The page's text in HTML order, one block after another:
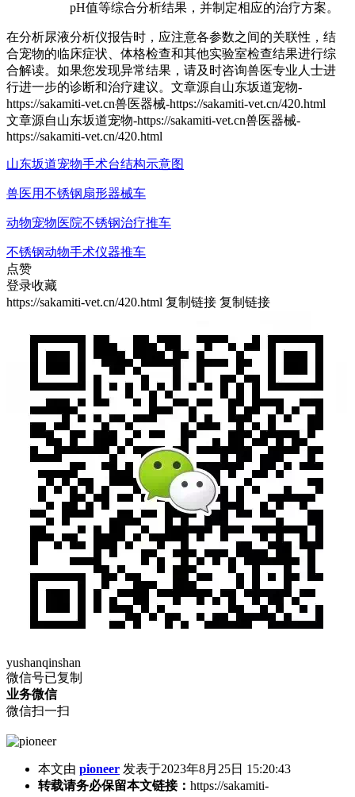
pH值等综合分析结果，并制定相应的治疗方案。
在分析尿液分析仪报告时，应注意各参数之间的关联性，结
合宠物的临床症状、体格检查和其他实验室检查结果进行综
合解读。如果您发现异常结果，请及时咨询兽医专业人士进
行进一步的诊断和治疗建议。 文章源自山东坂道宠物-
https://sakamiti-vet.cn兽医器械-https://sakamiti-vet.cn/420.html
文章源自山东坂道宠物-https://sakamiti-vet.cn兽医器械-
https://sakamiti-vet.cn/420.html
山东坂道宠物手术台结构示意图
兽医用不锈钢扇形器械车
动物宠物医院不锈钢治疗推车
不锈钢动物手术仪器推车
点赞
登录收藏
https://sakamiti-vet.cn/420.html 复制链接 复制链接
yushanqinshan
微信号已复制
业务微信
微信扫一扫
本文由 pioneer 发表于2023年8月25日 15:20:43
转载请务必保留本文链接： https://sakamiti-